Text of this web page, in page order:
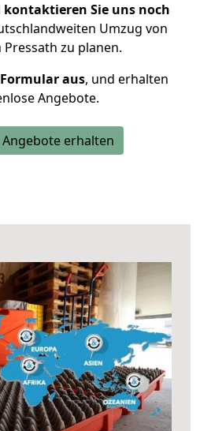
kontaktieren Sie uns noch
Umzug von
zu planen.
aus, und erhalten
Angebote.
erhalten